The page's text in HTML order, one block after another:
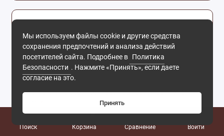
Поиск Корзина
0
Сравнение
Войти
Мы используем файлы cookie и другие средства
сохранения предпочтений и анализа действий
посетителей сайта. Подробнее в Политика
Безопасности . Нажмите «Принять», если даете
согласие на это.
Принять